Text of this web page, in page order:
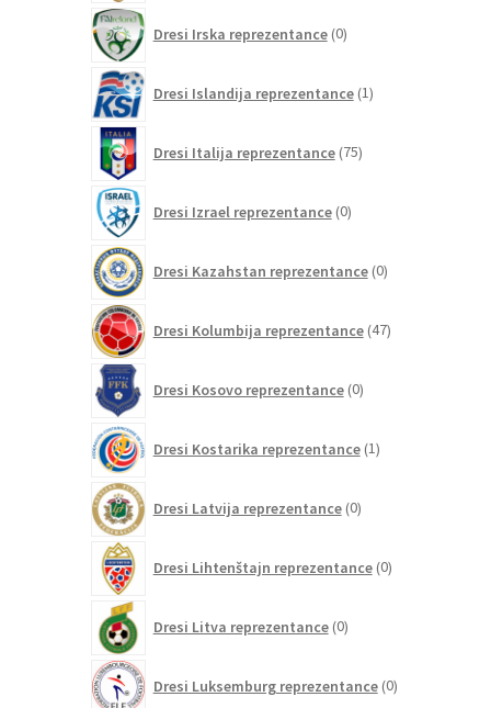
Dresi Irska reprezentance 0izdelkov
Dresi Islandija reprezentance 1izdelek
Dresi Italija reprezentance 75izdelkov
Dresi Izrael reprezentance 0izdelkov
Dresi Kazahstan reprezentance 0izdelkov
Dresi Kolumbija reprezentance 47izdelkov
Dresi Kosovo reprezentance 0izdelkov
Dresi Kostarika reprezentance 1izdelek
Dresi Latvija reprezentance 0izdelkov
Dresi Lihtenštajn reprezentance 0izdelkov
Dresi Litva reprezentance 0izdelkov
Dresi Luksemburg reprezentance 0izdelkov